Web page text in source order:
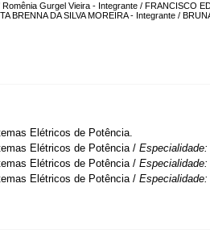
Gurgel Vieira - Integrante / FRANCISCO
BRENNA DA SILVA MOREIRA - Integrante /
Elétricos de Potência.
Elétricos de Potência / Especialidade:
Elétricos de Potência / Especialidade:
Elétricos de Potência / Especialidade: